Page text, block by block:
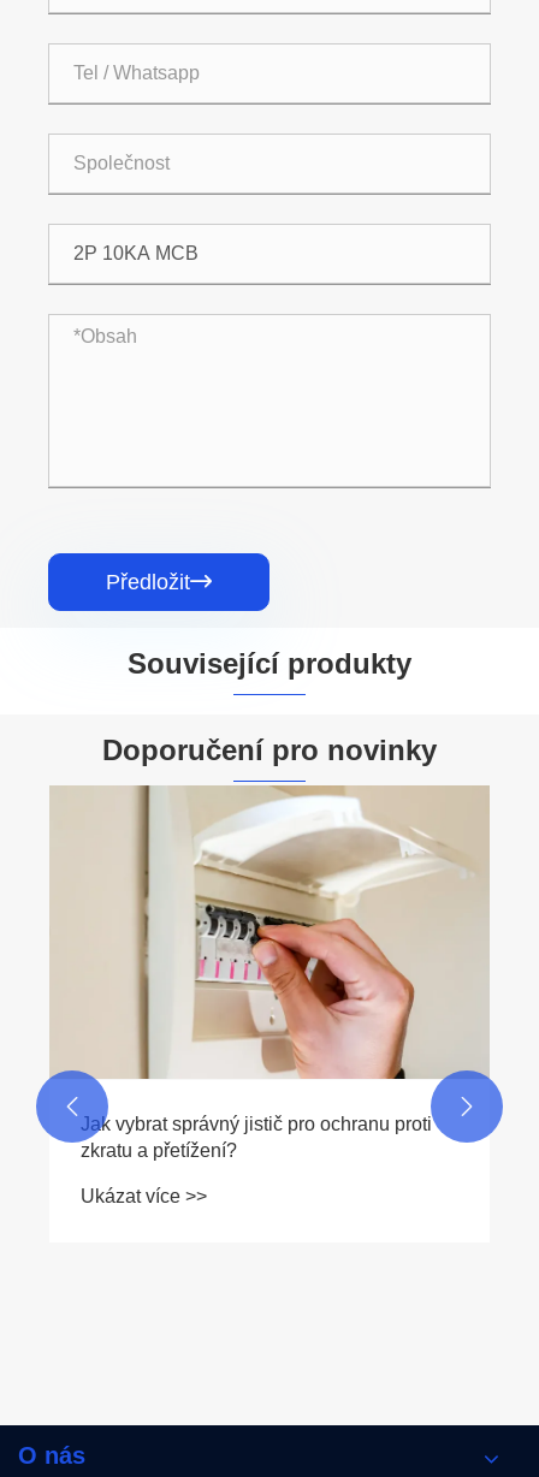
Předložit
Související produkty
Doporučení pro novinky
Jaký je rozdíl mezi ochranou proti zkratu a
ochranou proti přetížení?
Ukázat více >>
 
O nás